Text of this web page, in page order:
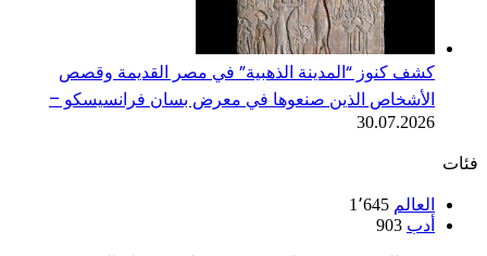
كشف كنوز “المدينة الذهبية” في مصر القديمة وقصص
الأشخاص الذين صنعوها في معرض بسان فرانسيسكو –
30.07.2026
فئات
العالم 1٬645
أدب 903